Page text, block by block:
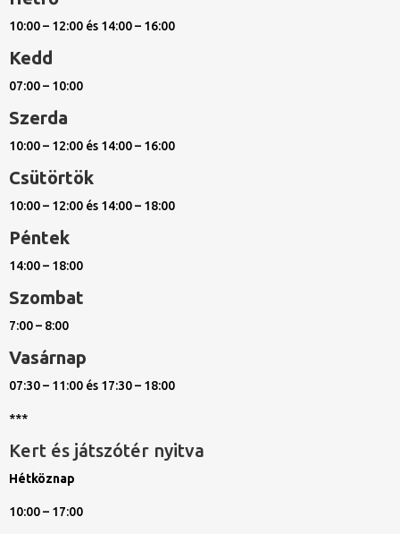
10:00 – 12:00 és 14:00 – 16:00
Kedd
07:00 – 10:00
Szerda
10:00 – 12:00 és 14:00 – 16:00
Csütörtök
10:00 – 12:00 és 14:00 – 18:00
Péntek
14:00 – 18:00
Szombat
7:00 – 8:00
Vasárnap
07:30 – 11:00 és 17:30 – 18:00
***
Kert és játszótér nyitva
Hétköznap
10:00 – 17:00